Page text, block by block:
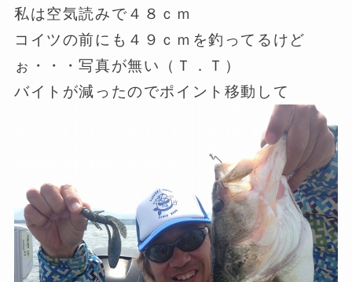
私は空気読みで４８ｃｍ
コイツの前にも４９ｃｍを釣ってるけど
ぉ・・・写真が無い（Ｔ．Ｔ）
バイトが減ったのでポイント移動して